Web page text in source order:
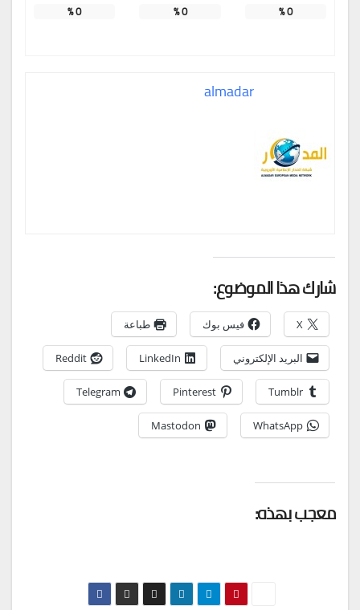
0
%
0
%
0
%
almadar
شارك هذا الموضوع:
X فيس بوك طباعة
البريد الإلكتروني LinkedIn
Reddit
Tumblr
Pinterest
Telegram
WhatsApp
Mastodon
معجب بهذه: